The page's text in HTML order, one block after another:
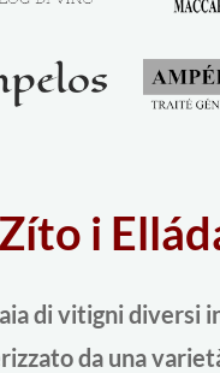
Zíto i
di vitigni diversi
da una